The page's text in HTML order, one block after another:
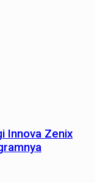
Innova Zenix